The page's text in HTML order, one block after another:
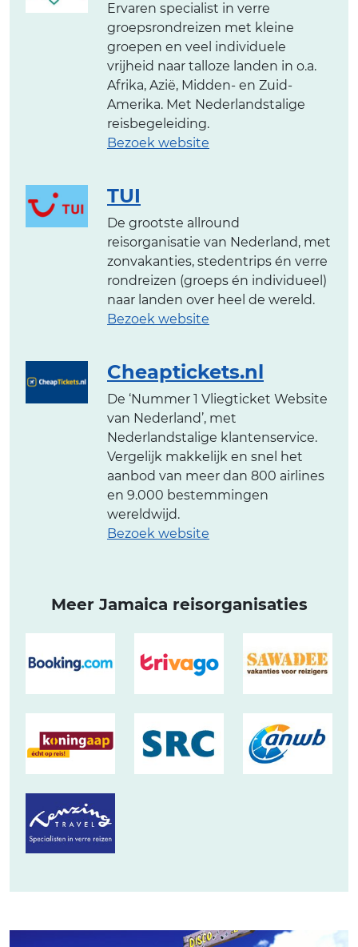
Ervaren specialist in verre
groepsrondreizen met kleine
groepen en veel individuele
vrijheid naar talloze landen in o.a.
Afrika, Azië, Midden- en Zuid-
Amerika. Met Nederlandstalige
reisbegeleiding.
Bezoek website
TUI
De grootste allround
reisorganisatie van Nederland, met
zonvakanties, stedentrips én verre
rondreizen (groeps én individueel)
naar landen over heel de wereld.
Bezoek website
Cheaptickets.nl
De ‘Nummer 1 Vliegticket Website
van Nederland’, met
Nederlandstalige klantenservice.
Vergelijk makkelijk en snel het
aanbod van meer dan 800 airlines
en 9.000 bestemmingen
wereldwijd.
Bezoek website
Meer Jamaica reisorganisaties